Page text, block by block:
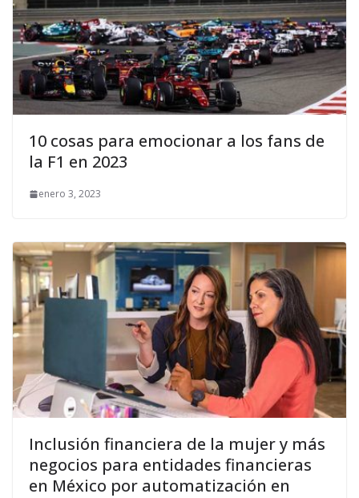
10 cosas para emocionar a los fans de
la F1 en 2023
enero 3, 2023
Inclusión financiera de la mujer y más
negocios para entidades financieras
en México por automatización en